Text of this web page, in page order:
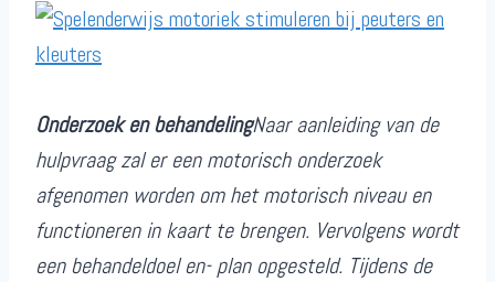
Onderzoek en behandelingNaar aanleiding van de
hulpvraag zal er een motorisch onderzoek
afgenomen worden om het motorisch niveau en
functioneren in kaart te brengen. Vervolgens wordt
een behandeldoel en- plan opgesteld. Tijdens de